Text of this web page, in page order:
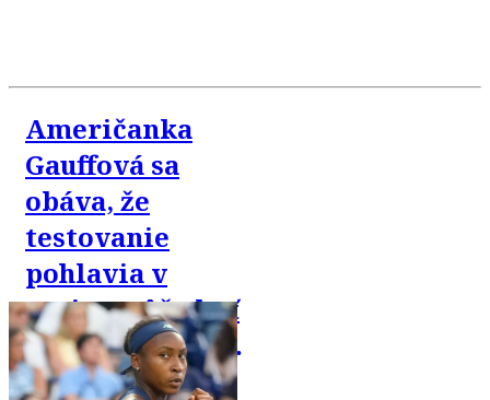
Američanka
Gauffová sa
obáva, že
testovanie
pohlavia v
tenise môže byť
zneužité proti
trans komunite